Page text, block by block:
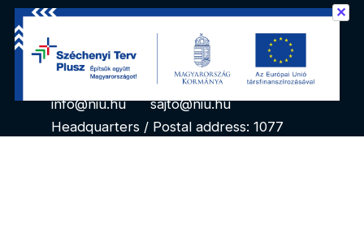
Akadálymentesítési nyilatkozat
Contacts
info@niu.hu
sajto@niu.hu
Headquarters / Postal address: 1077
✕